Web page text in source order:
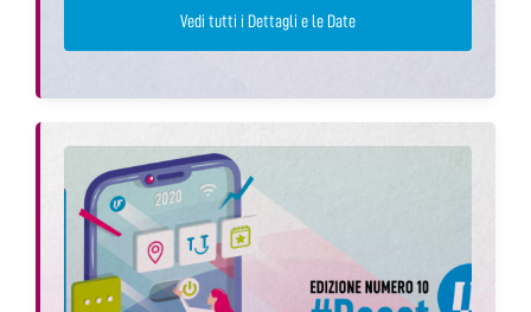
Vedi tutti i Dettagli e le Date